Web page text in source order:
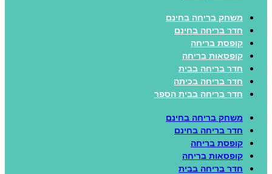
משחק בריחה בחינם
חדר בריחה בחינם
קופסת בריחה
קופסאות בריחה
חדר בריחה בבית
חדר בריחה בכיתה
חדר בריחה בבית הספר
משחק בריחה בחינם
חדר בריחה בחינם
קופסת בריחה
קופסאות בריחה
חדר בריחה בבית